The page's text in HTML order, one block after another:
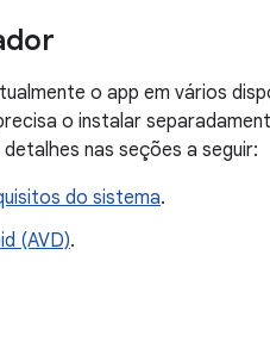
o app em vários
o instalar
nas seções a seguir:
do sistema.
(AVD).